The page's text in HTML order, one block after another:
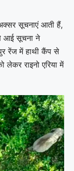
सूचनाएं आती हैं,
आई सूचना ने
रेंज में हाथी कैंप से
लेकर राइनो एरिया में